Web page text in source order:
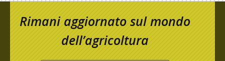
Rimani aggiornato sul mondo
dell’agricoltura